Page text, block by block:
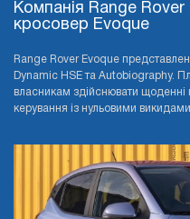
Компанія Range
кросовер Evoque
Range Rover Evoque
Dynamic HSE та Autobiography.
власникам здійснювати щоденні
керування із нульовими